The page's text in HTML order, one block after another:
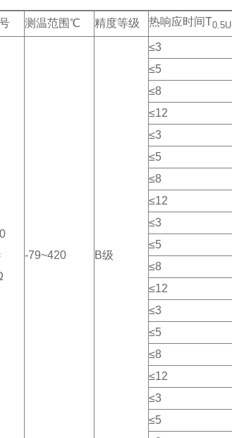
测温范围℃ 精度等级 热响应时间T0.5U
-79~420 B级
≤3
≤5
≤8
≤12
≤3
≤5
≤8
≤12
≤3
≤5
≤8
≤12
≤3
≤5
≤8
≤12
≤3
≤5